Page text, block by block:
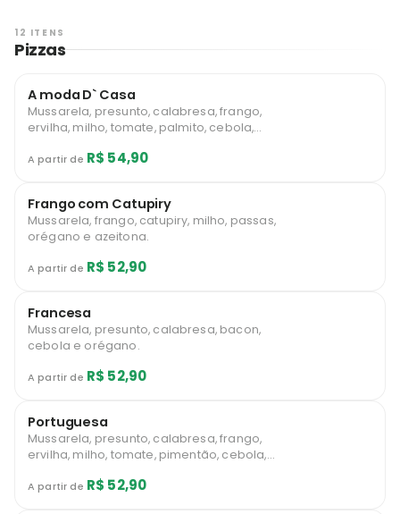
12 ITENS
Pizzas
A moda D` Casa
Mussarela, presunto, calabresa, frango,
ervilha, milho, tomate, palmito, cebola,
A partir de R$ 54,90
Frango com Catupiry
Mussarela, frango, catupiry, milho, passas,
orégano e azeitona.
A partir de R$ 52,90
Francesa
Mussarela, presunto, calabresa, bacon,
cebola e orégano.
A partir de R$ 52,90
Portuguesa
Mussarela, presunto, calabresa, frango,
ervilha, milho, tomate, pimentão, cebola,
A partir de R$ 52,90